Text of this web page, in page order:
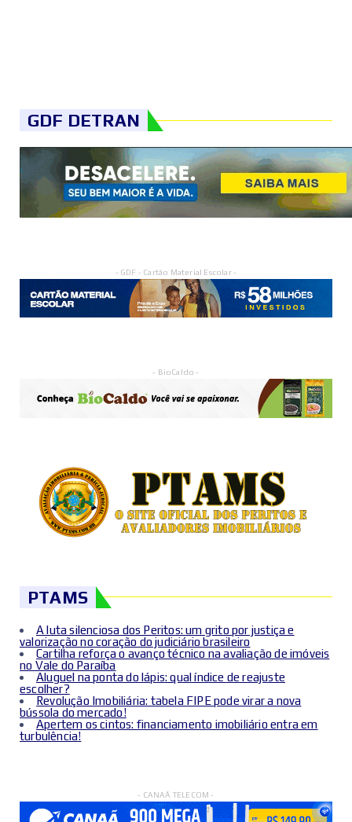
GDF DETRAN
- GDF - Cartão Material Escolar -
- BioCaldo -
PTAMS
A luta silenciosa dos Peritos: um grito por justiça e
valorização no coração do judiciário brasileiro
Cartilha reforça o avanço técnico na avaliação de imóveis
no Vale do Paraíba
Aluguel na ponta do lápis: qual índice de reajuste
escolher?
Revolução Imobiliária: tabela FIPE pode virar a nova
bússola do mercado!
Apertem os cintos: financiamento imobiliário entra em
turbulência!
- CANAÃ TELECOM -